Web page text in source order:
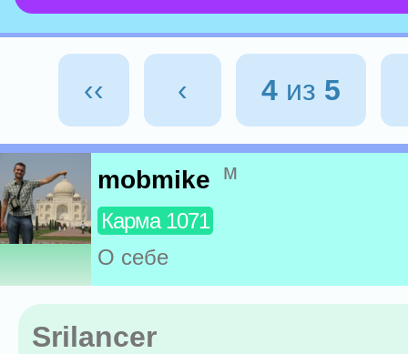
‹‹ ‹ 4из 5
mobmike м
Карма 1071
О себе
Srilancer